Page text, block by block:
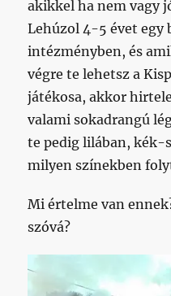
akikkel ha nem vagy
Lehúzol 4-5 évet egy
intézményben, és
végre te lehetsz a
játékosa, akkor
valami sokadrangú
te pedig lilában, kék-
milyen színekben
Mi értelme van
szóvá?